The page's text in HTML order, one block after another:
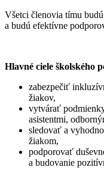
Všetci členovia tímu
a budú efektívne
Hlavné ciele školského
zabezpečiť
žiakov,
vytvárať
asistentmi,
sledovať a
žiakom,
podporovať
a budovanie